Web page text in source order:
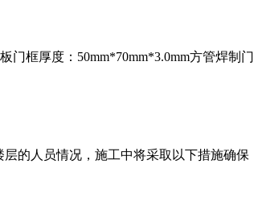
门框厚度：50mm*70mm*3.0mm方管焊制 门
的人员情况，施工中将采取以下措施确保